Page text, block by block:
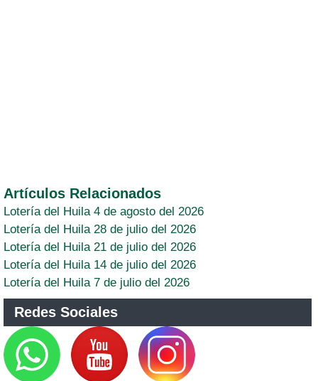
Artículos Relacionados
Lotería del Huila 4 de agosto del 2026
Lotería del Huila 28 de julio del 2026
Lotería del Huila 21 de julio del 2026
Lotería del Huila 14 de julio del 2026
Lotería del Huila 7 de julio del 2026
Redes Sociales